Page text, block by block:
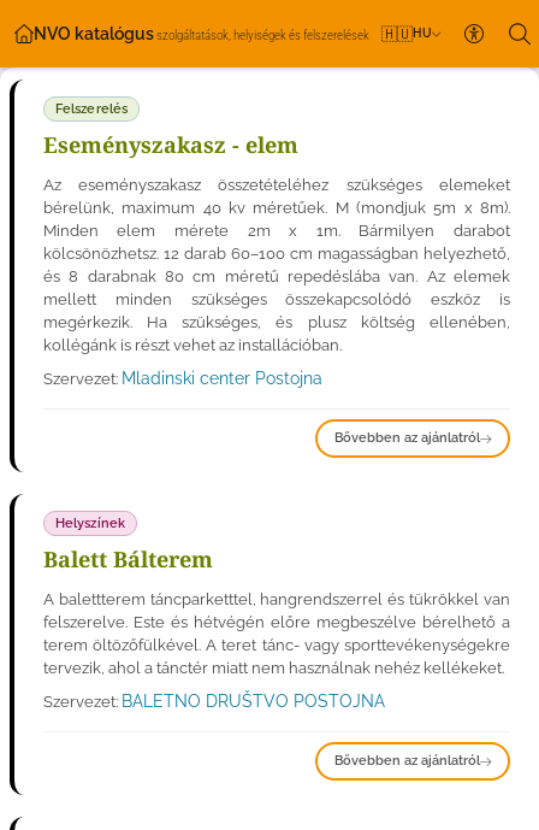
NVO katalógusszolgáltatások, helyiségek és felszerelések 🇭🇺HU
Felszerelés
Eseményszakasz - elem
Az eseményszakasz összetételéhez szükséges elemeket
bérelünk, maximum 40 kv méretűek. M (mondjuk 5m x 8m).
Minden elem mérete 2m x 1m. Bármilyen darabot
kölcsönözhetsz. 12 darab 60–100 cm magasságban helyezhető,
és 8 darabnak 80 cm méretű repedéslába van. Az elemek
mellett minden szükséges összekapcsolódó eszköz is
megérkezik. Ha szükséges, és plusz költség ellenében,
kollégánk is részt vehet az installációban.
Szervezet: Mladinski center Postojna
Bővebben az ajánlatról
Helyszínek
Balett Bálterem
A balettterem táncparketttel, hangrendszerrel és tükrökkel van
felszerelve. Este és hétvégén előre megbeszélve bérelhető a
terem öltözőfülkével. A teret tánc- vagy sporttevékenységekre
tervezik, ahol a tánctér miatt nem használnak nehéz kellékeket.
Szervezet: BALETNO DRUŠTVO POSTOJNA
Bővebben az ajánlatról